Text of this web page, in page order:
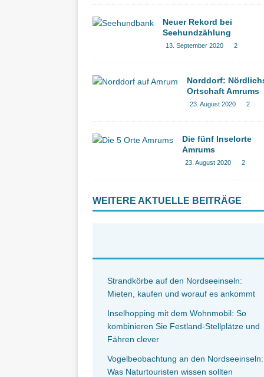
Neuer Rekord bei
Seehundzählung
13. September 2020 2
Norddorf:
Ortschaft Amrums
23. August 2020 2
Die fünf Inselorte
Amrums
23. August 2020 2
WEITERE AKTUELLE BEITRÄGE
Strandkörbe auf den Nordseeinseln:
Mieten, kaufen und worauf es ankommt
Inselhopping mit dem Wohnmobil: So
kombinieren Sie Festland-Stellplätze und
Fähren clever
Vogelbeobachtung an den Nordseeinseln:
Was Naturtouristen wissen sollten